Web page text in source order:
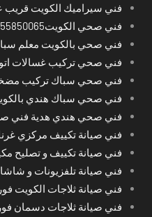
فني سيراميك الكويت
فني صحي الكويت55850065
فني صحي بالكويت معلم
فني صحي تركيب غسالات
فني صحي سباك تركيب
فني صحي سباك هندي
فني صحي هندي هدية فني
فني صيانة تكييف مركزي
فني صيانة تكييف و تصليح
فني صيانة تلفزيونات و
فني صيانة ثلاجات الكويت
فني صيانة ثلاجات دسمان